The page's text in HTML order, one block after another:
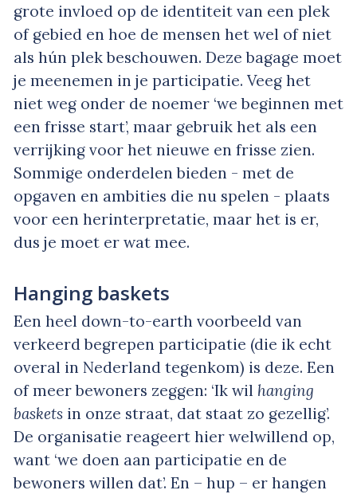
grote invloed op de identiteit van een plek
of gebied en hoe de mensen het wel of niet
als hún plek beschouwen. Deze bagage moet
je meenemen in je participatie. Veeg het
niet weg onder de noemer ‘we beginnen met
een frisse start’, maar gebruik het als een
verrijking voor het nieuwe en frisse zien.
Sommige onderdelen bieden - met de
opgaven en ambities die nu spelen - plaats
voor een herinterpretatie, maar het is er,
dus je moet er wat mee.
Hanging baskets
Een heel down-to-earth voorbeeld van
verkeerd begrepen participatie (die ik echt
overal in Nederland tegenkom) is deze. Een
of meer bewoners zeggen: ‘Ik wil hanging
baskets in onze straat, dat staat zo gezellig’.
De organisatie reageert hier welwillend op,
want ‘we doen aan participatie en de
bewoners willen dat’. En – hup – er hangen